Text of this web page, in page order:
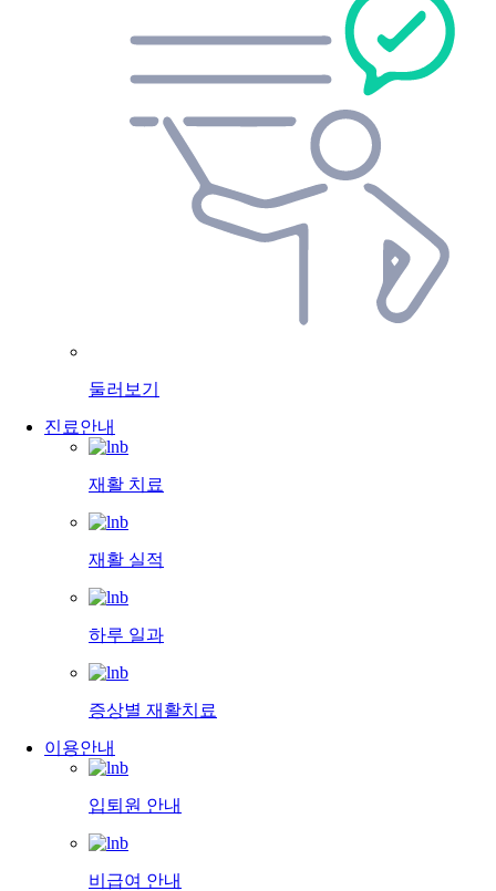
둘러보기
진료안내
재활 치료
재활 실적
하루 일과
증상별 재활치료
이용안내
입퇴원 안내
비급여 안내